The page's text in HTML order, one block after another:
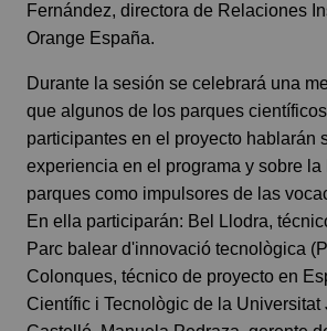
Fernández, directora de Relaciones
Orange España.
Durante la sesión se celebrará una
que algunos de los parques
participantes en el proyecto hablarán
experiencia en el programa y sobre la
parques como impulsores de las
En ella participarán: Bel Llodra,
Parc balear d'innovació tecnològica
Colonques, técnico de proyecto en
Científic i Tecnològic de la Universitat